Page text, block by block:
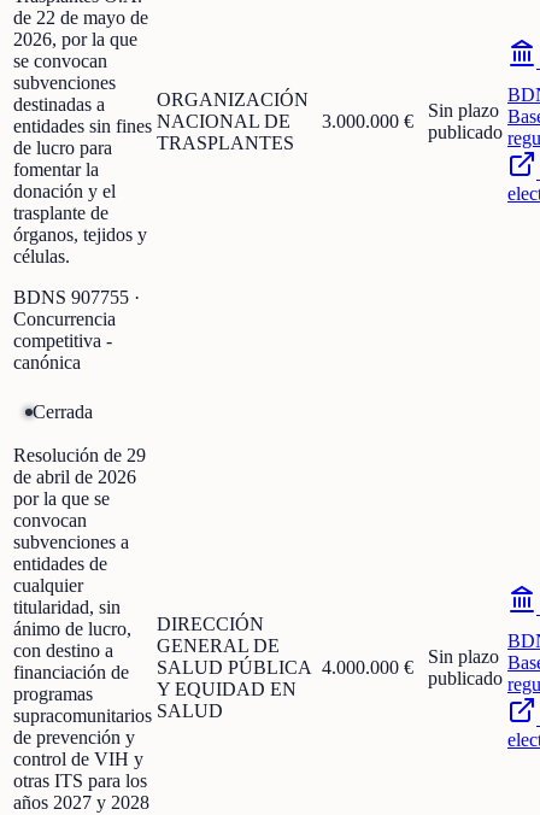
de 22 de mayo de
2026, por la que
se convocan
subvenciones
destinadas a
entidades sin fines
de lucro para
fomentar la
donación y el
trasplante de
órganos, tejidos y
células.
BDNS 907755 ·
Concurrencia
competitiva -
canónica
ORGANIZACIÓN
NACIONAL DE
TRASPLANTES
3.000.000 €
Sin plazo
publicado
Cerrada
Resolución de 29
de abril de 2026
por la que se
convocan
subvenciones a
entidades de
cualquier
titularidad, sin
ánimo de lucro,
con destino a
financiación de
programas
supracomunitarios
de prevención y
control de VIH y
otras ITS para los
años 2027 y 2028
DIRECCIÓN
GENERAL DE
SALUD PÚBLICA
Y EQUIDAD EN
SALUD
4.000.000 €
Sin plazo
publicado